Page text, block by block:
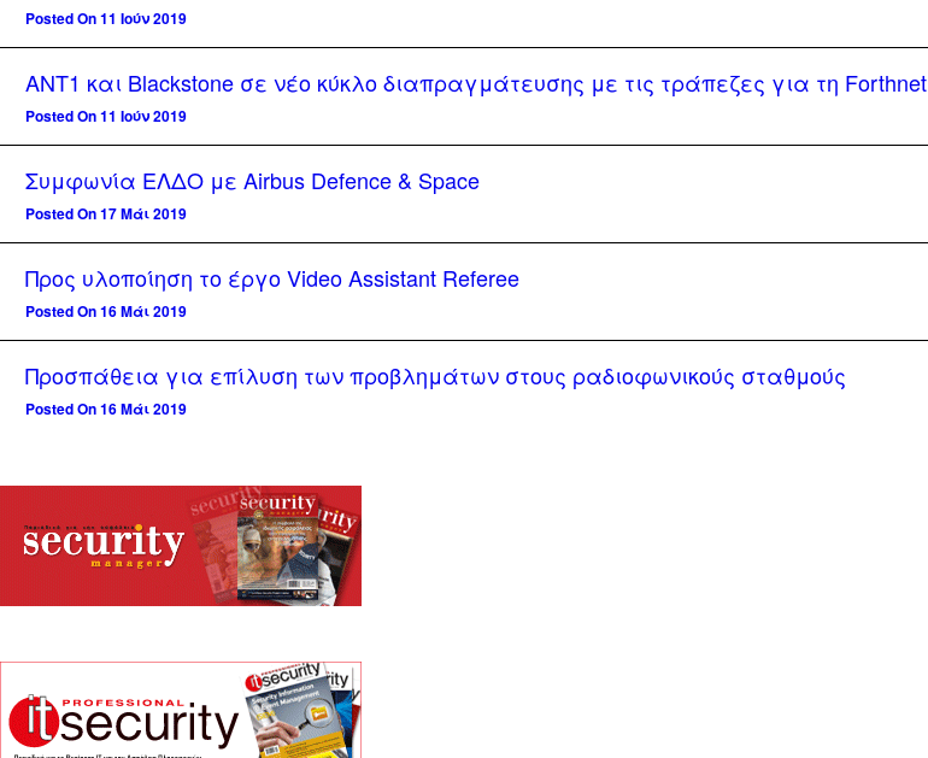
Posted On 11 Ιούν 2019
ΑΝΤ1 και Blackstone σε νέο κύκλο διαπραγμάτευσης με τις τράπεζες για τη Forthnet
Posted On 11 Ιούν 2019
Συμφωνία ΕΛΔΟ με Airbus Defence & Space
Posted On 17 Μάι 2019
Προς υλοποίηση το έργο Video Assistant Referee
Posted On 16 Μάι 2019
Προσπάθεια για επίλυση των προβλημάτων στους ραδιοφωνικούς σταθμούς
Posted On 16 Μάι 2019